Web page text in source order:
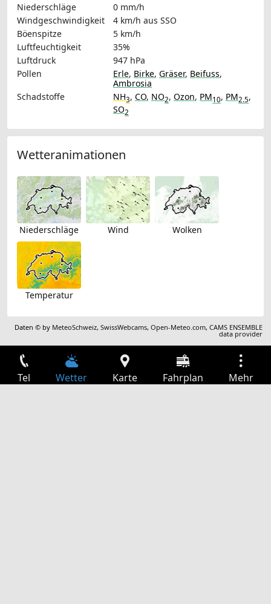
Niederschläge
0 mm/h
Windgeschwindigkeit
4 km/h aus SSO
Böenspitze
5 km/h
Luftfeuchtigkeit
35%
Luftdruck
947 hPa
Pollen
Erle, Birke, Gräser, Beifuss,
Ambrosia
Schadstoffe
NH3, CO, NO2, Ozon, PM10, PM2.5,
SO2
Wetteranimationen
Niederschläge Wind Wolken
Temperatur
Daten © by MeteoSchweiz,SwissWebcams,Open-Meteo.com,CAMS ENSEMBLE
data provider
Tel Wetter Karte Fahrplan Mehr